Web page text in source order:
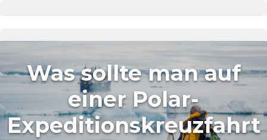
Was sollte man auf
einer Polar-
Expeditionskreuzfahrt